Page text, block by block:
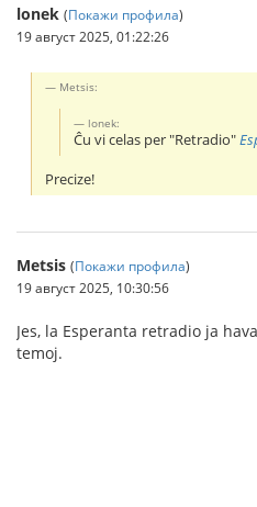
lonek (Покажи профила)
19 август 2025, 01:22:26
Metsis:
lonek:
Ĉu vi celas per "Retradio"
Precize!
Metsis (Покажи профила)
19 август 2025, 10:30:56
Jes, la Esperanta retradio ja
temoj.